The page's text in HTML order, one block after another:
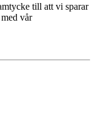
till att vi sparar
vår